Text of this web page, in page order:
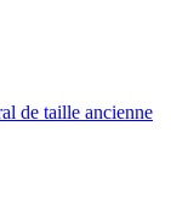
de taille ancienne